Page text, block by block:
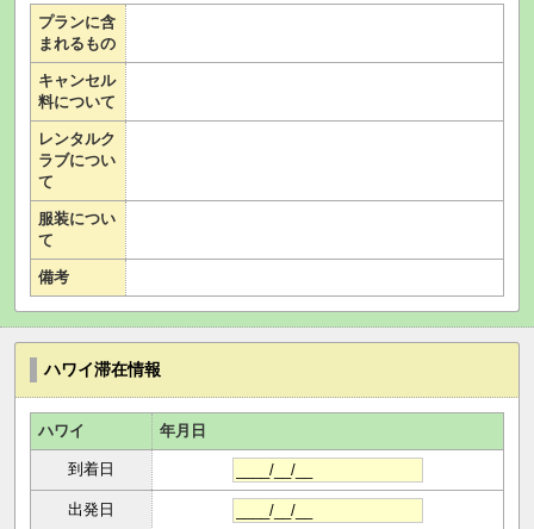
プランに含
まれるもの
キャンセル
料について
レンタルク
ラブについ
て
服装につい
て
備考
ハワイ滞在情報
ハワイ 年月日
到着日
出発日